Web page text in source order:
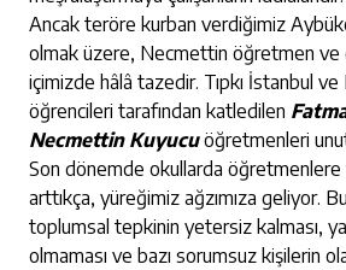
Ancak teröre kurban verdiğimiz
olmak üzere, Necmettin öğretmen ve
içimizde hâlâ tazedir. Tıpkı İstanbul ve
öğrencileri tarafından katledilen
Necmettin Kuyucuöğretmenleri
Son dönemde okullarda öğretmenlere
arttıkça, yüreğimiz ağzımıza geliyor. Bu
toplumsal tepkinin yetersiz kalması,
olmaması ve bazı sorumsuz kişilerin